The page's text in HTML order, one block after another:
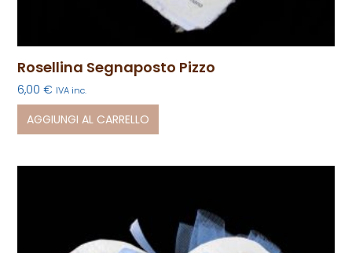
Rosellina Segnaposto Pizzo
6,00€ IVA inc.
AGGIUNGI AL CARRELLO